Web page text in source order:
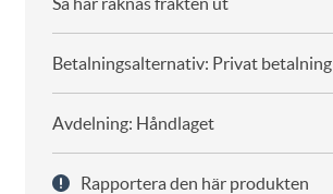
Betalningsalternativ: Privat betalning
Avdelning: Håndlaget
Rapportera den här produkten